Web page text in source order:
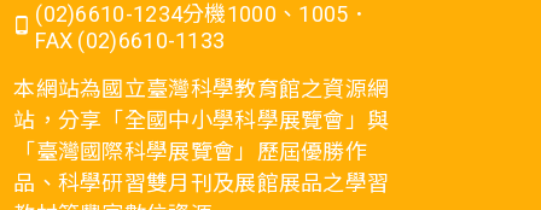
(02)6610-1234分機1000、1005．
FAX (02)6610-1133
本網站為國立臺灣科學教育館之資源網
站，分享「全國中小學科學展覽會」與
「臺灣國際科學展覽會」歷屆優勝作
品、科學研習雙月刊及展館展品之學習